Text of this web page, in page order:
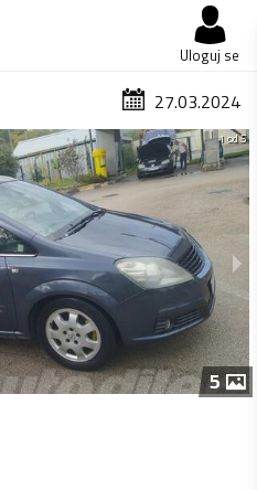
Uloguj se
27.03.2024
1 od 5
5